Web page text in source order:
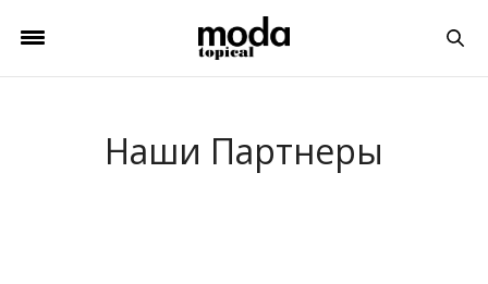
Наши Партнеры